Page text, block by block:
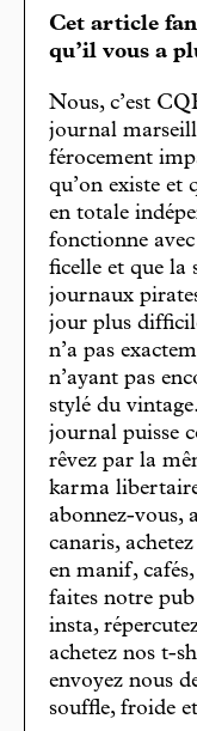
Cet article
qu’il vous a
Nous, c’est
journal
férocement
qu’on existe et
en totale
fonctionne
ficelle et que la
journaux
jour plus
n’a pas
n’ayant pas
stylé du
journal puisse
rêvez par la
karma
abonnez-vous,
canaris,
en manif,
faites notre
insta,
achetez nos t-
envoyez nous
souffle, froide